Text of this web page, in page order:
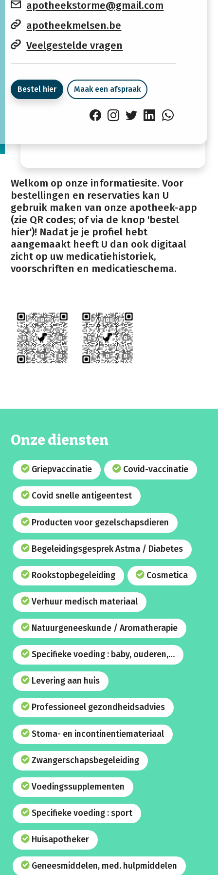
apotheekstorme@gmail.com
apotheekmelsen.be
Veelgestelde vragen
Bestel hier Maak een afspraak
Donderdag
08:30 -
12:30
14:00 -
Vrijdag
12:30
Gesloten Gesloten
Welkom op onze informatiesite. Voor
bestellingen en reservaties kan U
gebruik maken van onze apotheek-app
(zie QR codes; of via de knop 'bestel
hier')! Nadat je je profiel hebt
aangemaakt heeft U dan ook digitaal
zicht op uw medicatiehistoriek,
Onze diensten
Griepvaccinatie Covid-vaccinatie
Covid snelle antigeentest
Producten voor gezelschapsdieren
Begeleidingsgesprek Astma / Diabetes
Rookstopbegeleiding Cosmetica
Verhuur medisch materiaal
Natuurgeneeskunde / Aromatherapie
Specifieke voeding : baby, ouderen,…
Levering aan huis
Professioneel gezondheidsadvies
Stoma- en incontinentiemateriaal
Zwangerschapsbegeleiding
Voedingssupplementen
Specifieke voeding : sport
Huisapotheker
Geneesmiddelen, med. hulpmiddelen